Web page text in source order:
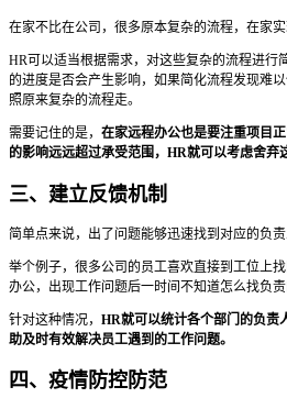
在家不比在公司，很多原本复杂的流程，在家实
HR可以适当根据需求，对这些复杂的流程进行
的进度是否会产生影响，如果简化流程发现难
照原来复杂的流程走。
需要记住的是， 在家远程办公也是要注重项目
的影响远远超过承受范围，HR就可以考虑舍弃
三、建立反馈机制
简单点来说，出了问题能够迅速找到对应的负责
举个例子，很多公司的员工喜欢直接到工位上
办公，出现工作问题后一时间不知道怎么找负责
针对这种情况， HR就可以统计各个部门的负责
助及时有效解决员工遇到的工作问题。
四、疫情防控防范